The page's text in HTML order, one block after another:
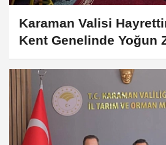
Karaman Valisi
Kent Genelinde Yoğun
Programı